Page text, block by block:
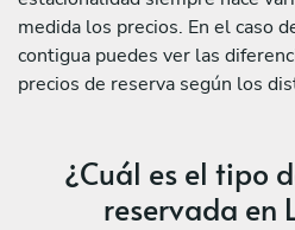
medida los precios. En el caso
contigua puedes ver las
precios de reserva según los
¿Cuál es el tipo
reservada en